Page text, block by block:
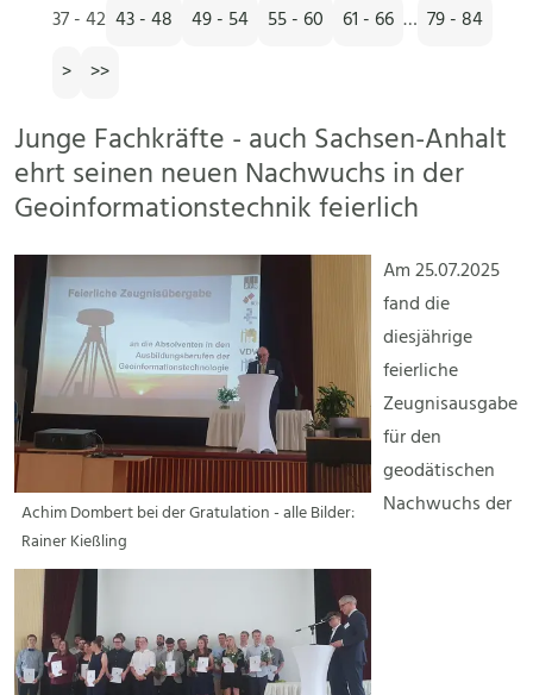
37 - 42 43 - 48 49 - 54 55 - 60 61 - 66 … 79 - 84
>
>>
Junge Fachkräfte - auch Sachsen-Anhalt
ehrt seinen neuen Nachwuchs in der
Geoinformationstechnik feierlich
Achim Dombert bei der Gratulation - alle Bilder:
Rainer Kießling
Am 25.07.2025
fand die
diesjährige
feierliche
Zeugnisausgabe
für den
geodätischen
Nachwuchs der